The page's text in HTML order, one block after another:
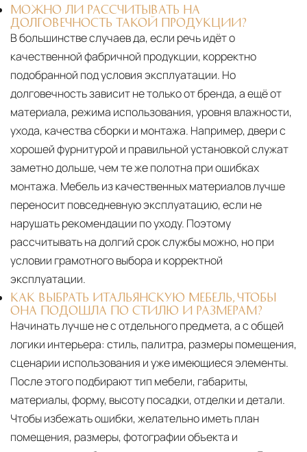
МОЖНО ЛИ РАССЧИТЫВАТЬ НА
ДОЛГОВЕЧНОСТЬ ТАКОЙ ПРОДУКЦИИ?
В большинстве случаев да, если речь идёт о
качественной фабричной продукции, корректно
подобранной под условия эксплуатации. Но
долговечность зависит не только от бренда, а ещё от
материала, режима использования, уровня влажности,
ухода, качества сборки и монтажа. Например, двери с
хорошей фурнитурой и правильной установкой служат
заметно дольше, чем те же полотна при ошибках
монтажа. Мебель из качественных материалов лучше
переносит повседневную эксплуатацию, если не
нарушать рекомендации по уходу. Поэтому
рассчитывать на долгий срок службы можно, но при
условии грамотного выбора и корректной
эксплуатации.
КАК ВЫБРАТЬ ИТАЛЬЯНСКУЮ МЕБЕЛЬ, ЧТОБЫ
ОНА ПОДОШЛА ПО СТИЛЮ И РАЗМЕРАМ?
Начинать лучше не с отдельного предмета, а с общей
логики интерьера: стиль, палитра, размеры помещения,
сценарии использования и уже имеющиеся элементы.
После этого подбирают тип мебели, габариты,
материалы, форму, высоту посадки, отделки и детали.
Чтобы избежать ошибки, желательно иметь план
помещения, размеры, фотографии объекта и